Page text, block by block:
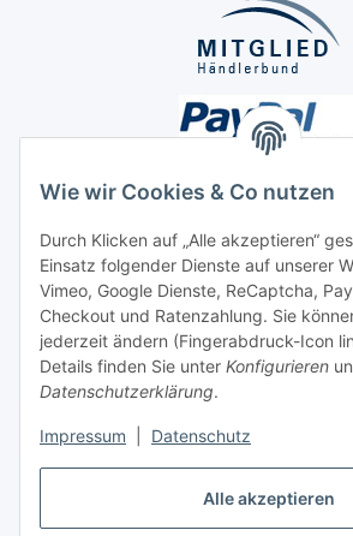
Alle akzeptieren
Wie wir Cookies & Co nutzen
Durch Klicken auf „Alle akzeptieren“
Einsatz folgender Dienste auf unserer
Vimeo, Google Dienste, ReCaptcha,
Checkout und Ratenzahlung. Sie
jederzeit ändern (Fingerabdruck-Icon
Details finden Sie unter Konfigurieren
Datenschutzerklärung.
Impressum Datenschutz
Unsere Seiten
Social Media
Vertrag widerrufen